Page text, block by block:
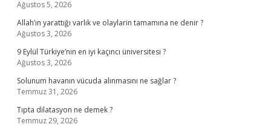
Ağustos 5, 2026
Allah’ın yarattığı varlık ve olaylarin tamamına ne denir ?
Ağustos 3, 2026
9 Eylül Türkiye’nin en iyi kaçıncı üniversitesi ?
Ağustos 3, 2026
Solunum havanın vücuda alınmasını ne sağlar ?
Temmuz 31, 2026
Tıpta dilatasyon ne demek ?
Temmuz 29, 2026